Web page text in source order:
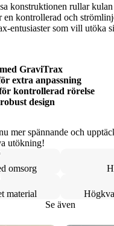
konstruktionen rullar
en kontrollerad och
entusiaster som vill utöka
GraviTrax
extra anpassning
kontrollerad rörelse
design
mer spännande och
utökning!
omsorg
material
Se även